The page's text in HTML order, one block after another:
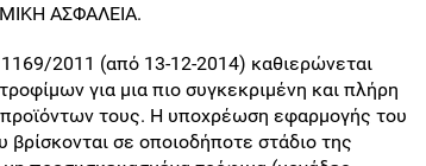
ΑΣΦΑΛΕΙΑ.
2011 (από 13-12-2014) καθιερώνεται
για μια πιο συγκεκριμένη και πλήρη
τους. Η υποχρέωση εφαρμογής του
βρίσκονται σε οποιοδήποτε στάδιο της